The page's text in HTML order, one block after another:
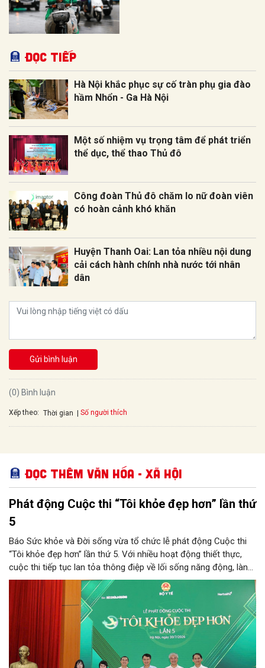
Đọc tiếp
Hà Nội khắc phục sự cố tràn phụ gia đào
hầm Nhổn - Ga Hà Nội
Một số nhiệm vụ trọng tâm để phát triển
thể dục, thể thao Thủ đô
Công đoàn Thủ đô chăm lo nữ đoàn viên
có hoàn cảnh khó khăn
Huyện Thanh Oai: Lan tỏa nhiều nội dung
cải cách hành chính nhà nước tới nhân
dân
Gửi bình luận
(0) Bình luận
Xếp theo: Thời gian Số người thích
Đọc thêm Văn hóa - Xã hội
Phát động Cuộc thi “Tôi khỏe đẹp hơn” lần thứ
5
Báo Sức khỏe và Đời sống vừa tổ chức lễ phát động Cuộc thi
“Tôi khỏe đẹp hơn” lần thứ 5. Với nhiều hoạt động thiết thực,
cuộc thi tiếp tục lan tỏa thông điệp về lối sống năng động, lành
mạnh và khuyến khích người dân chủ động chăm sóc sức khỏe.